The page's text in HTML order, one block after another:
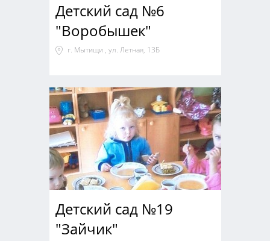
Детский сад №6
"Воробышек"
г. Мытищи , ул. Летная, 13Б
Детский сад №19
"Зайчик"